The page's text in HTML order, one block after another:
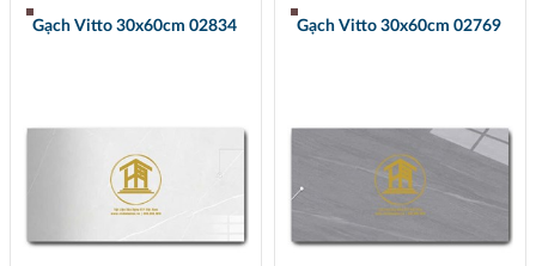
Gạch Vitto 30x60cm 02834 Gạch Vitto 30x60cm 02769